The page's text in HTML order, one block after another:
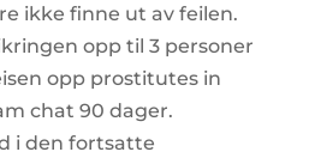
ikke finne ut av feilen.
opp til 3 personer
opp prostitutes in
chat 90 dager.
i den fortsatte